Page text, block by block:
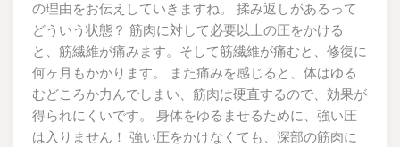
の理由をお伝えしていきますね。 揉み返しがあるって
どういう状態？ 筋肉に対して必要以上の圧をかける
と、筋繊維が痛みます。そして筋繊維が痛むと、修復に
何ヶ月もかかります。 また痛みを感じると、体はゆる
むどころか力んでしまい、筋肉は硬直するので、効果が
得られにくいです。 身体をゆるませるために、強い圧
は入りません！ 強い圧をかけなくても、深部の筋肉に